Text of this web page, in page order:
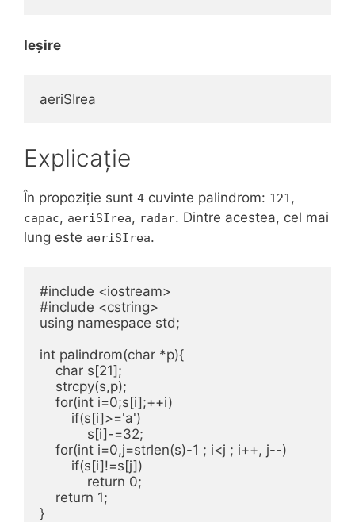
Ieșire
aeriSIrea
Explicație
În propoziție sunt 4 cuvinte palindrom: 121 ,
capac, aeriSIrea, radar. Dintre acestea, cel mai
lung este aeriSIrea.
#include <iostream>
#include <cstring>
using namespace std;
int palindrom(char *p){
}